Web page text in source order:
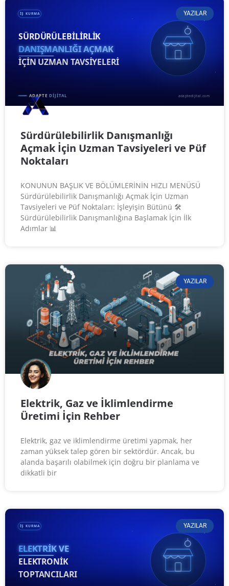
YAZILAR
Sürdürülebilirlik Danışmanlığı
Açmak İçin Uzman Tavsiyeleri ve Püf
Noktaları
KONUNUN BAŞLIK VE BÖLÜMLERİNİN HIZLI MENÜSÜ
Sürdürülebilirlik Danışmanlığı Açmak İçin Uzman
Tavsiyeleri ve Püf Noktaları: İşleyişin Bütünü 🛠️
Sürdürülebilirlik Danışmanlığına Başlamak İçin İlk
Adımlar 📊
YAZILAR
Elektrik, Gaz ve İklimlendirme
Üretimi İçin Rehber
Elektrik, gaz ve iklimlendirme üretimi yapmak, her
zaman yüksek talep gören bir sektördür. Ancak, bu
alanda başarılı olabilmek için doğru bir planlama ve
dikkatli bir
YAZILAR